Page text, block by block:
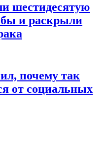
шестидесятую
и раскрыли
почему так
от социальных